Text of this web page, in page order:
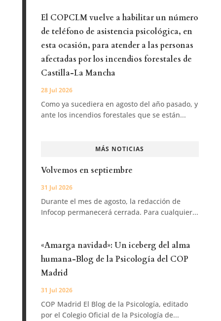
El COPCLM vuelve a habilitar un número
de teléfono de asistencia psicológica, en
esta ocasión, para atender a las personas
afectadas por los incendios forestales de
Castilla-La Mancha
28 Jul 2026
Como ya sucediera en agosto del año pasado, y
ante los incendios forestales que se están...
MÁS NOTICIAS
Volvemos en septiembre
31 Jul 2026
Durante el mes de agosto, la redacción de
Infocop permanecerá cerrada. Para cualquier...
«Amarga navidad»: Un iceberg del alma
humana-Blog de la Psicología del COP
Madrid
31 Jul 2026
COP Madrid El Blog de la Psicología, editado
por el Colegio Oficial de la Psicología de...